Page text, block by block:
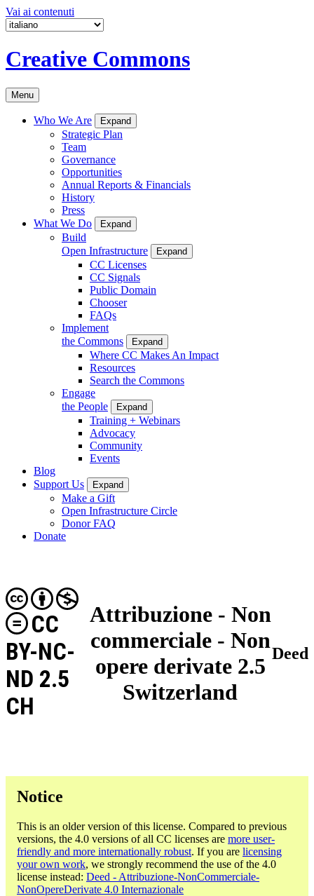
Vai ai contenuti
Creative Commons
Menu
Who We Are Expand
Strategic Plan
Team
Governance
Opportunities
Annual Reports & Financials
History
Press
What We Do
Expand
Build
Open Infrastructure
Expand
CC Licenses
CC Signals
Public Domain
Chooser
FAQs
Implement
the Commons
Expand
Where CC Makes An Impact
Resources
Search the Commons
Engage
the People
Expand
Training + Webinars
Advocacy
Community
Events
Blog
Support Us
Expand
Make a Gift
Open Infrastructure Circle
Donor FAQ
Donate
Attribuzione - Non
commerciale - Non
opere derivate 2.5
Switzerland
CC
BY-NC-
ND 2.5
CH
Deed
Notice
This is an older version of this license. Compared to previous
versions, the 4.0 versions of all CC licenses are more user-
friendly and more internationally robust. If you are licensing
your own work, we strongly recommend the use of the 4.0
license instead: Deed - Attribuzione-NonCommerciale-
NonOpereDerivate 4.0 Internazionale